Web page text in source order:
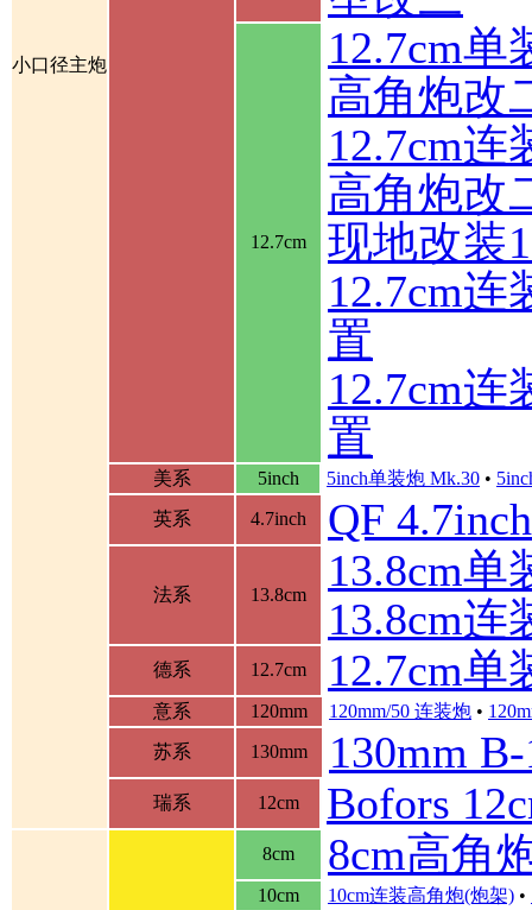
小口径主炮
12.7cm
12.7cm
高角炮改
12.7cm
高角炮改
现地改装
12.7cm
置
12.7cm
置
美系 5inch 5inch单装炮 Mk.30 •
英系
4.7inch QF
法系 13.8cm
13.8cm单
13.8cm连
德系 12.7cm 12.7cm单
意系 120mm 120mm/50 连装炮 •
苏系
130mm 130mm
瑞系 12cm Bofors
8cm 8cm高角
10cm 10cm连装高角炮(炮架) •